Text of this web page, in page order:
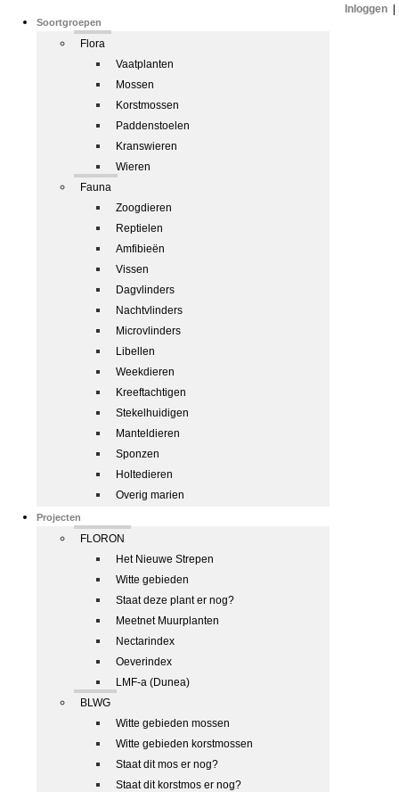
Soortgroepen
Flora
Vaatplanten
Mossen
Korstmossen
Paddenstoelen
Kranswieren
Wieren
Fauna
Zoogdieren
Reptielen
Amfibieën
Vissen
Dagvlinders
Nachtvlinders
Microvlinders
Libellen
Weekdieren
Kreeftachtigen
Stekelhuidigen
Manteldieren
Sponzen
Holtedieren
Overig marien
Projecten
FLORON
Het Nieuwe Strepen
Witte gebieden
Staat deze plant er nog?
Meetnet Muurplanten
Nectarindex
Oeverindex
LMF-a (Dunea)
BLWG
Witte gebieden mossen
Witte gebieden korstmossen
Staat dit mos er nog?
Staat dit korstmos er nog?
Inloggen